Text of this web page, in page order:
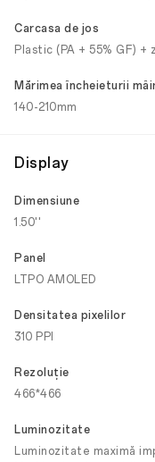
Carcasa de jos
Plastic (PA + 55% GF)
Mărimea încheieturii
140-210mm
Display
Dimensiune
1.50''
Panel
LTPO AMOLED
Densitatea pixelilor
310 PPI
Rezoluţie
466*466
Luminozitate
Luminozitate maximă